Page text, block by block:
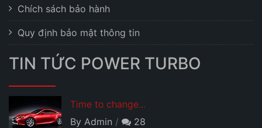
Chích sách bảo hành
Quy định bảo mật thông tin
TIN TỨC POWER TURBO
Time to change...
By Admin
28